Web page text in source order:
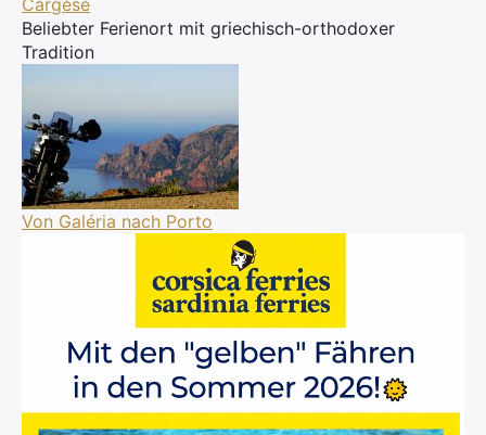
Cargèse
Beliebter Ferienort mit griechisch-orthodoxer
Tradition
Von Galéria nach Porto